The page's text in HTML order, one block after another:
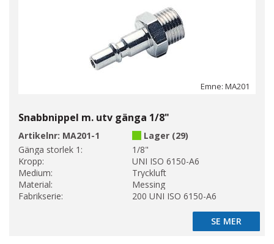
Emne: MA201
Snabbnippel m. utv gänga 1/8"
Artikelnr: MA201-1
Lager (29)
Gänga storlek 1:
1/8"
Kropp:
UNI ISO 6150-A6
Medium:
Tryckluft
Material:
Messing
Fabrikserie:
200 UNI ISO 6150-A6
SE MER
SE MER